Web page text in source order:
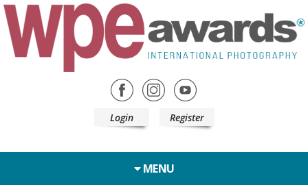
Login Register
MENU